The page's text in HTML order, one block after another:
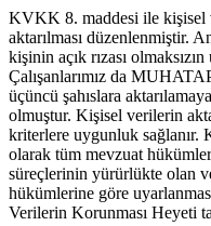
KVKK 8. maddesi ile kişisel
aktarılması düzenlenmiştir.
kişinin açık rızası
Çalışanlarımız da
üçüncü şahıslara
olmuştur. Kişisel verilerin
kriterlere uygunluk sağlanır.
olarak tüm mevzuat
süreçlerinin yürürlükte olan
hükümlerine göre
Verilerin Korunması Heyeti